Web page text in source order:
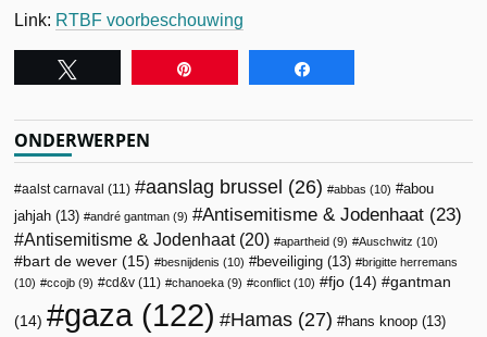
Link: RTBF voorbeschouwing
ONDERWERPEN
aalst carnaval (11) aanslag brussel (26) abbas (10)
abou
jahjah (13) andré gantman (9) Antisemitisme & Jodenhaat (23)
Antisemitisme & Jodenhaat(20) apartheid (9) Auschwitz (10)
bart de wever (15) besnijdenis (10) beveiliging (13)
brigitte herremans
(10)
ccojb (9) cd&v (11) chanoeka (9) conflict (10) fjo (14) gantman
(14) gaza (122) Hamas (27) hans knoop (13)